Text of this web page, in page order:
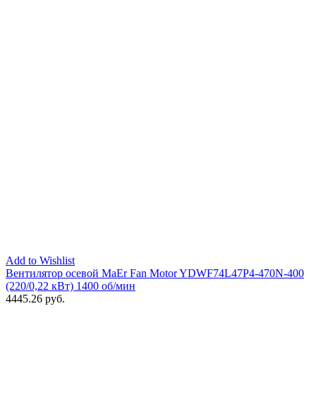
Add to Wishlist
Вентилятор осевой MaEr Fan Motor YDWF74L47P4-470N-400
(220/0,22 кВт) 1400 об/мин
4445.26 руб.